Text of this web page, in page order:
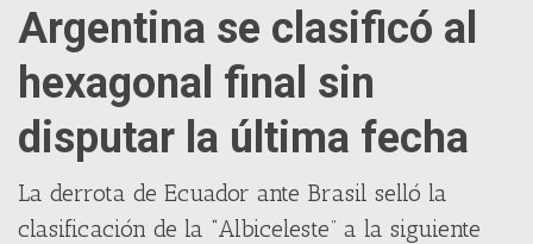
Argentina se clasificó al
hexagonal final sin
disputar la última fecha
La derrota de Ecuador ante Brasil selló la
clasificación de la “Albiceleste” a la siguiente